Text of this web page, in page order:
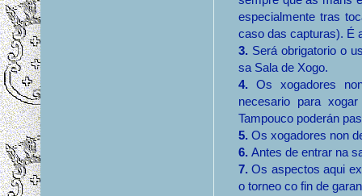
especialmente tras
caso das capturas). É
3. Será obrigatorio o
sa Sala de Xogo.
4. Os xogadores
necesario para
Tampouco poderán
5. Os xogadores non
6. Antes de entrar na
7.Os aspectos aqui
o torneo co fin de